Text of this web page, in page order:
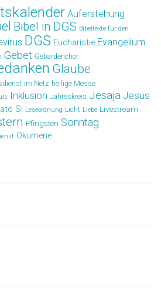
Auferstehung
Bibel in DGS Bibeltexte für den
DGS Eucharistie Evangelium
Gebet Gebärdenchor
Glaube
im Netz heilige Messe
Inklusion Jahreskreis Jesaja Jesus
Si Leseordnung Licht Liebe Livestream
Pfingsten Sonntag
Ökumene